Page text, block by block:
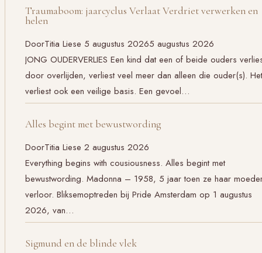
Traumaboom: jaarcyclus Verlaat Verdriet verwerken en
helen
DoorTitia Liese 5 augustus 20265 augustus 2026
JONG OUDERVERLIES Een kind dat een of beide ouders
door overlijden, verliest veel meer dan alleen die ouder(s). Het
verliest ook een veilige basis. Een gevoel…
Alles begint met bewustwording
DoorTitia Liese 2 augustus 2026
Everything begins with cousiousness. Alles begint met
bewustwording. Madonna – 1958, 5 jaar toen ze haar
verloor. Bliksemoptreden bij Pride Amsterdam op 1 augustus
2026, van…
Sigmund en de blinde vlek